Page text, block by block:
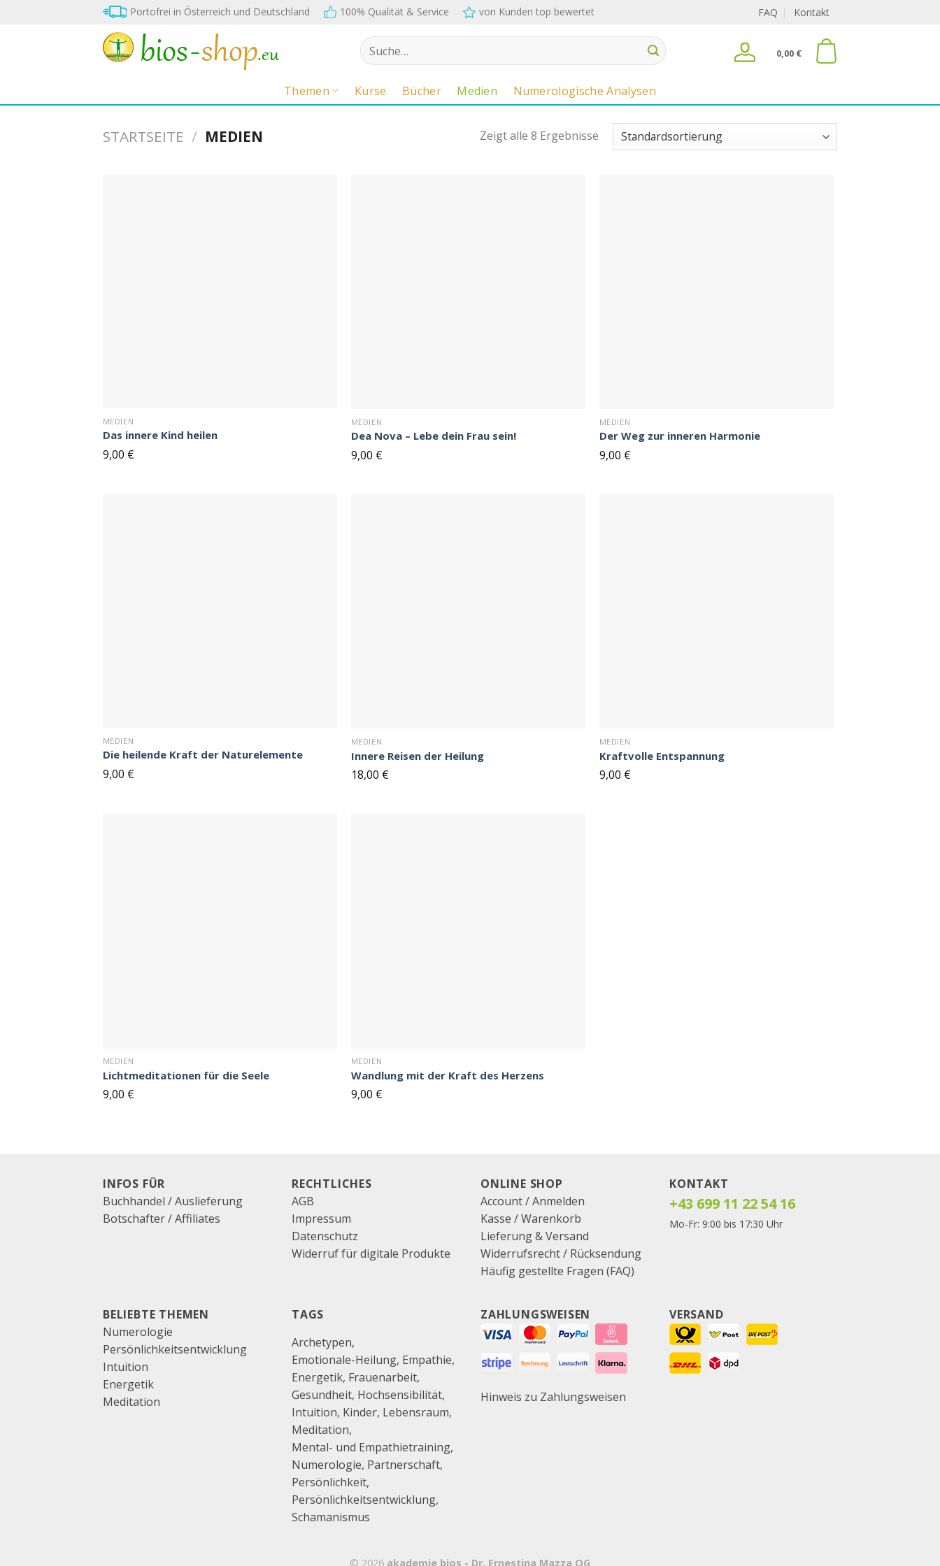
Portofrei in Österreich und Deutschland 100% Qualität & Service von Kunden top bewertet FAQ Kontakt
Suche
nach:
0,00 €
Themen Kurse Bücher Medien Numerologische Analysen
STARTSEITE / MEDIEN Zeigt alle 8 Ergebnisse
MEDIEN
Das innere Kind heilen
9,00 €
MEDIEN
Dea Nova – Lebe dein Frau sein!
9,00 €
MEDIEN
Der Weg zur inneren Harmonie
9,00 €
MEDIEN
Die heilende Kraft der Naturelemente
9,00 €
MEDIEN
Innere Reisen der Heilung
18,00 €
MEDIEN
Kraftvolle Entspannung
9,00 €
MEDIEN
Lichtmeditationen für die Seele
9,00 €
MEDIEN
Wandlung mit der Kraft des Herzens
9,00 €
INFOS FÜR
Buchhandel / Auslieferung
Botschafter / Affiliates
RECHTLICHES
AGB
Impressum
Datenschutz
Widerruf für digitale Produkte
ONLINE SHOP
Account / Anmelden
Kasse /Warenkorb
Lieferung & Versand
Widerrufsrecht / Rücksendung
Häufig gestellte Fragen (FAQ)
KONTAKT
+43 699 11 22 54 16
Mo-Fr: 9:00 bis 17:30 Uhr
BELIEBTE THEMEN
Numerologie
Persönlichkeitsentwicklung
Intuition
Energetik
Meditation
TAGS
Archetypen
Emotionale-Heilung Empathie
Energetik Frauenarbeit
Gesundheit Hochsensibilität
Intuition Kinder Lebensraum
Meditation
Mental- und Empathietraining
Numerologie Partnerschaft
Persönlichkeit
Persönlichkeitsentwicklung
Schamanismus
ZAHLUNGSWEISEN
Hinweis zu Zahlungsweisen
VERSAND
© 2026 akademie bios - Dr. Ernestina Mazza OG